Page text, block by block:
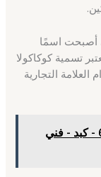
أصبحت اسمًا
تسمية كوكاكولا
التجارية
فني ثلاجات الكويت 66088278 - كبد - فني